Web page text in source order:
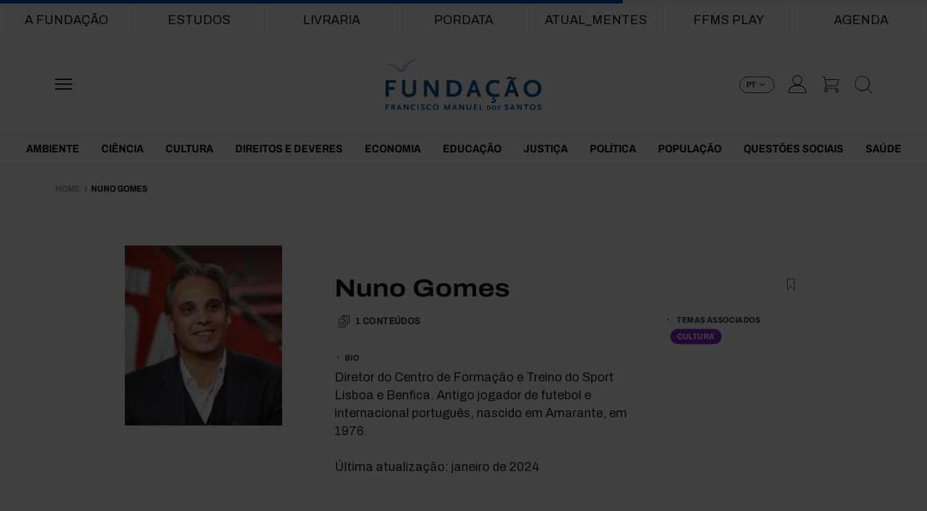
Main navigation
A FUNDAÇÃO ESTUDOS LIVRARIA PORDATA ATUAL_MENTES FFMS PLAY AGENDA
PT
Themes Menu
AMBIENTE CIÊNCIA CULTURA DIREITOS E DEVERES ECONOMIA EDUCAÇÃO JUSTIÇA POLÍTICA POPULAÇÃO QUESTÕES SOCIAIS SAÚDE
HOME NUNO GOMES
Nuno Gomes
1 CONTEÚDOS
BIO
Diretor do Centro de Formação e Treino do Sport
Lisboa e Benfica. Antigo jogador de futebol e
internacional português, nascido em Amarante, em
1976.
Última atualização: janeiro de 2024
TEMAS ASSOCIADOS
CULTURA